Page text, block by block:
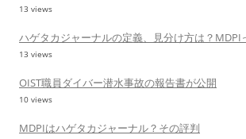
13 views
ハゲタカジャーナルの定義、見分け方は？MDPI
13 views
OIST職員ダイバー潜水事故の報告書が公開
10 views
MDPIはハゲタカジャーナル？その評判